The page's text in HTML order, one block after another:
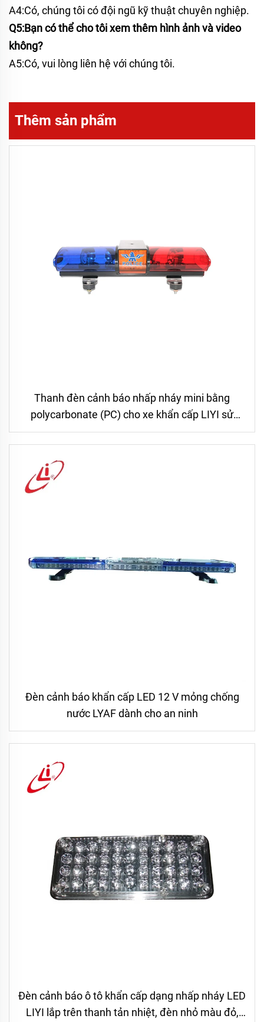
A4:Có, chúng tôi có đội ngũ kỹ thuật chuyên nghiệp.
Q5:Bạn có thể cho tôi xem thêm hình ảnh và video
không?
A5:Có, vui lòng liên hệ với chúng tôi.
Thêm sản phẩm
Thanh đèn cảnh báo nhấp nháy mini bằng
polycarbonate (PC) cho xe khẩn cấp LIYI sử
dụng bóng halogen xoay gắn nam châm
Đèn cảnh báo khẩn cấp LED 12 V mỏng chống
nước LYAF dành cho an ninh
Đèn cảnh báo ô tô khẩn cấp dạng nhấp nháy LED
LIYI lắp trên thanh tản nhiệt, đèn nhỏ màu đỏ,